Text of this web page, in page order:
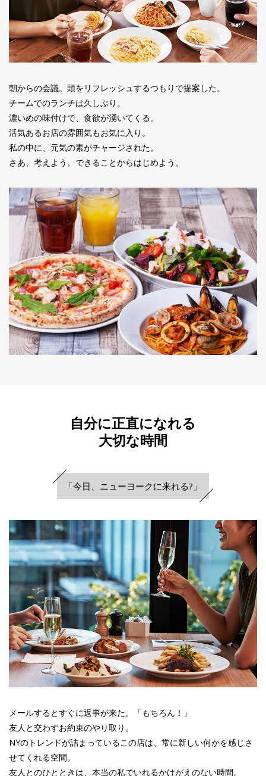
Facebook
JP EN
朝からの会議。頭をリフレッシュするつもりで提案した。
チームでのランチは久しぶり。
濃いめの味付けで、食欲が湧いてくる。
活気あるお店の雰囲気もお気に入り。
私の中に、元気の素がチャージされた。
さあ、考えよう。できることからはじめよう。
自分に正直になれる
大切な時間
「今日、 ニューヨークに来れる?」
メールするとすぐに返事が来た。「もちろん！」
友人と交わすお約束のやり取り。
NYのトレンドが詰まっているこの店は、常に新しい何かを感じさ
せてくれる空間。
友人とのひとときは、本当の私でいれるかけがえのない時間。